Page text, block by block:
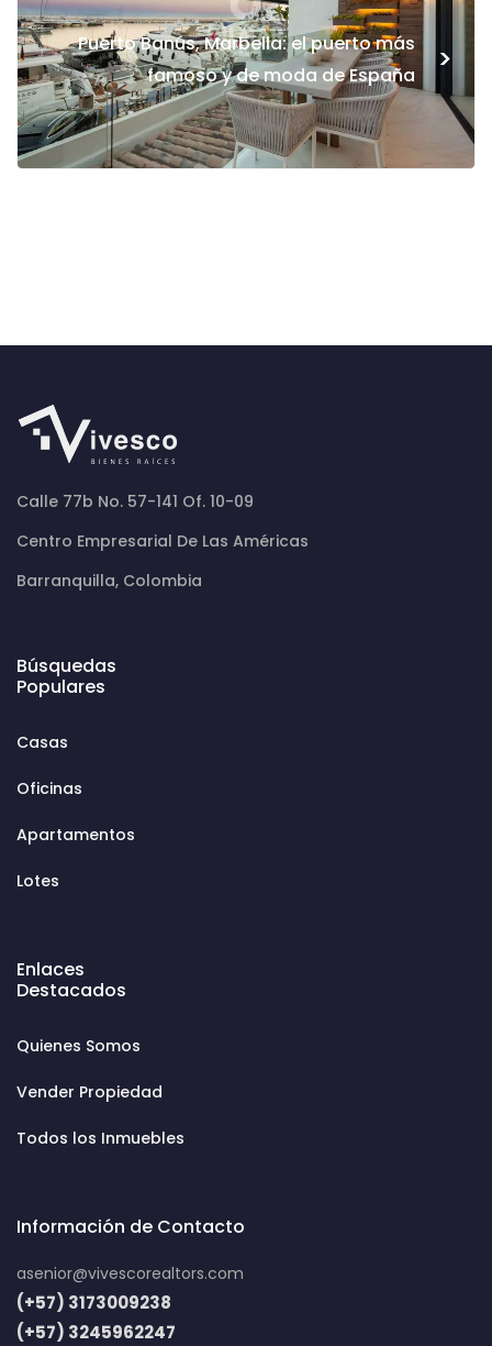
Puerto Banús, Marbella: el puerto más
famoso y de moda de España
>
Calle 77b No. 57-141 Of. 10-09
Centro Empresarial De Las Américas
Barranquilla, Colombia
Búsquedas
Populares
Casas
Oficinas
Apartamentos
Lotes
Enlaces
Destacados
Quienes Somos
Vender Propiedad
Todos los Inmuebles
Información de Contacto
asenior@vivescorealtors.com
(+57) 3173009238
(+57) 3245962247